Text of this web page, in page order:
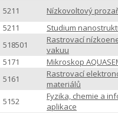
5211
Nízkovoltový
5211
Studium
518501
Rastrovací
vakuu
5171
Mikroskop
5161
Rastrovací
materiálů
5152
Fyzika, chemie a
aplikace